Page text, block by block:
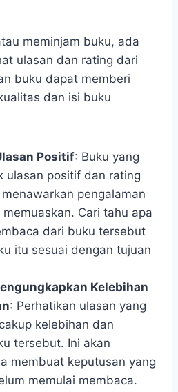
meminjam buku, ada
ulasan dan rating dari
buku dapat memberi
dan isi buku
Positif: Buku yang
ulasan positif dan rating
pengalaman
Cari tahu apa
dari buku tersebut
itu sesuai dengan tujuan
Kelebihan
: Perhatikan ulasan yang
kelebihan dan
tersebut. Ini akan
membuat keputusan yang
memulai membaca.